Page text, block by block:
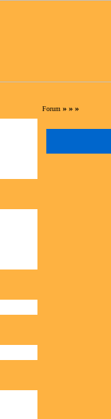
Forum » » »